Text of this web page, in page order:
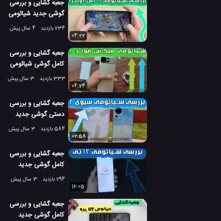
جعبه گشایی و بررسی
گوشی جدید شیائومی
12 اس اولترا
234 بازدید
4 سال پیش
04:22
جعبه گشایی و بررسی
کامل گوشی شیائومی
میکس فولد 2
333 بازدید
3 سال پیش
04:24
جعبه گشایی و بررسی
دستی گوشی جدید
شیائومی سیوی 2
584 بازدید
3 سال پیش
02:58
جعبه گشایی و بررسی
کامل گوشی جدید
شیائومی 12 تی
294 بازدید
3 سال پیش
12:05
جعبه گشایی و بررسی
کامل گوشی جدید